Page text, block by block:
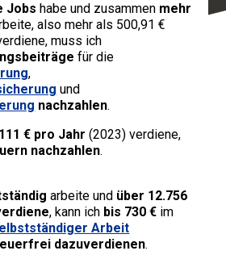
Jobs habe und zusammen mehr
also mehr als 500,91 €
muss ich
für die
,
und
nachzahlen.
€ pro Jahr (2023) verdiene,
nachzahlen.
arbeite und über 12.756
, kann ich bis 730 € im
Arbeit
dazuverdienen.